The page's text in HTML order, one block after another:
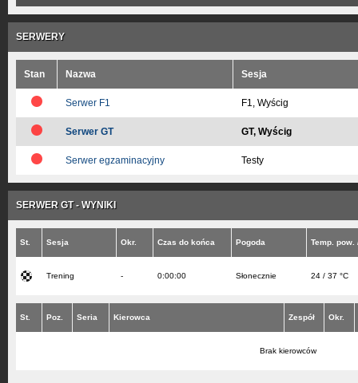
SERWERY
Stan Nazwa Sesja
Serwer F1 F1, Wyścig
Serwer GT GT, Wyścig
Serwer egzaminacyjny Testy
SERWER GT - WYNIKI
St. Sesja Okr. Czas do końca Pogoda Temp. pow.
Trening - 0:00:00 Słonecznie 24 / 37 °C
St. Poz. Seria Kierowca Zespół Okr.
Brak kierowców